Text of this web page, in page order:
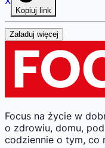
Kopiuj link
Załaduj więcej
Focus na życie w
o zdrowiu, domu,
codziennie o tym, co